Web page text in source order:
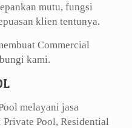
mutu, fungsi
klien tentunya.
Commercial
kami.
melayani jasa
Private Pool, Residential